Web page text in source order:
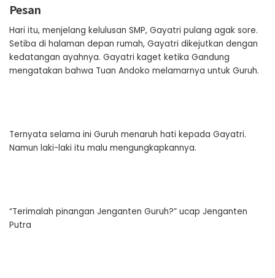
Pesan
Hari itu, menjelang kelulusan SMP, Gayatri pulang agak sore.
Setiba di halaman depan rumah, Gayatri dikejutkan dengan
kedatangan ayahnya. Gayatri kaget ketika Gandung
mengatakan bahwa Tuan Andoko melamarnya untuk Guruh.
Ternyata selama ini Guruh menaruh hati kepada Gayatri.
Namun laki-laki itu malu mengungkapkannya.
“Terimalah pinangan Jenganten Guruh?” ucap Jenganten
Putra